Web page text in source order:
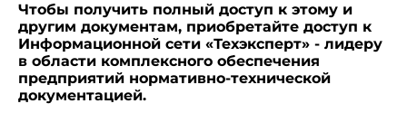
Чтобы получить полный доступ к этому и
другим документам, приобретайте доступ к
Информационной сети «Техэксперт» - лидеру
в области комплексного обеспечения
предприятий нормативно-технической
документацией.